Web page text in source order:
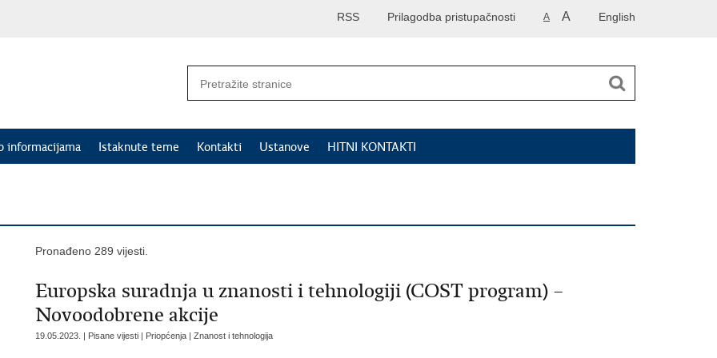
English
A A
Prilagodba pristupačnosti
RSS
informacijama Istaknute teme Kontakti Ustanove HITNI KONTAKTI
Pronađeno 289 vijesti.
Europska suradnja u znanosti i tehnologiji (COST program) –
Novoodobrene akcije
19.05.2023. | Pisane vijesti | Priopćenja | Znanost i tehnologija